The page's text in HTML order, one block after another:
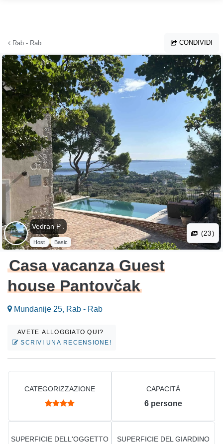
Rab - Rab CONDIVIDI
Vedran P .
Host Basic
(23)
Casa vacanza Guest
house Pantovčak
Mundanije 25, Rab - Rab
AVETE ALLOGGIATO QUI?
SCRIVI UNA RECENSIONE!
CATEGORIZZAZIONE CAPACITÀ
6 persone
SUPERFICIE DELL'OGGETTO SUPERFICIE DEL GIARDINO